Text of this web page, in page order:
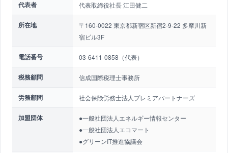
代表者 代表取締役社長 江田健二
所在地
〒160-0022 東京都新宿区新宿2-9-22 多摩川新
宿ビル3F
電話番号 03-6411-0858（代表）
税務顧問 信成国際税理士事務所
労務顧問 社会保険労務士法人プレミアパートナーズ
加盟団体
●一般社団法人エネルギー情報センター
●一般社団法人エコマート
●グリーンIT推進協議会